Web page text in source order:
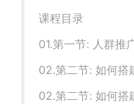
课程目录
01.第一节: 人群推
02.第二节: 如何搭
02.第二节: 如何搭